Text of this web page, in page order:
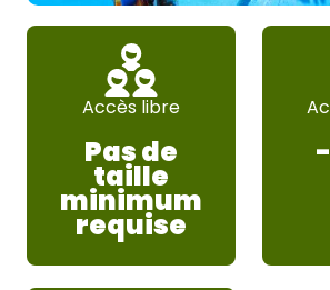
Accès libre
Pas de
taille
minimum
requise